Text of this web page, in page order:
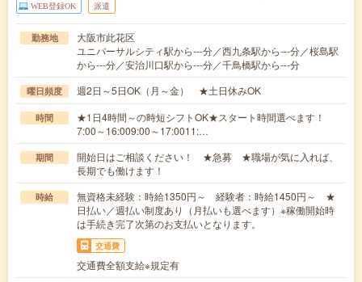
WEB登録OK 派遣
勤務地
大阪市此花区
ユニバーサルシティ駅から---分／西九条駅から---分／桜島駅
から---分／安治川口駅から---分／千鳥橋駅から---分
曜日頻度 週2日～5日OK（月～金） ★土日休みOK
時間
★1日4時間～の時短シフトOK★スタート時間選べます！
7:00～16:009:00～17:0011:…
期間
開始日はご相談ください！ ★急募 ★職場が気に入れば、
長期でも働けます！
時給
無資格未経験：時給1350円～ 経験者：時給1450円～ ★
日払い／週払い制度あり（月払いも選べます）※稼働開始時
は手続き完了次第のお支払いとなります。
交通費
交通費全額支給※規定有